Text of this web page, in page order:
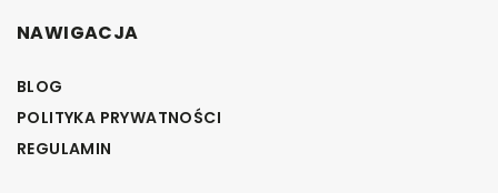
NAWIGACJA
BLOG
POLITYKA PRYWATNOŚCI
REGULAMIN